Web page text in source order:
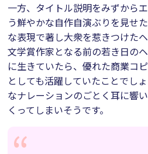
一方、タイトル説明をみずから
う鮮やかな自作自演ぶりを見せ
な表現で著し大衆を惹きつけた
文学賞作家となる前の若き日の
に生きていたら、優れた商業コ
としても活躍していたことでし
なナレーションのごとく耳に響
くってしまいそうです。